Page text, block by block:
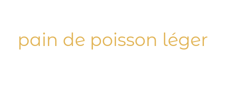
pain de poisson léger